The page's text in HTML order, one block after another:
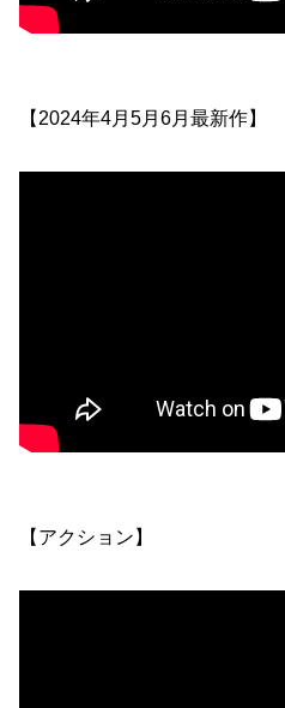
【2024年4月5月6月最新作】
【アクション】